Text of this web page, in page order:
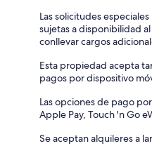
Las solicitudes
sujetas a disponibilidad
conllevar cargos
Esta propiedad acepta
pagos por dispositivo
Las opciones de pago
Apple Pay, Touch 'n Go
Se aceptan alquileres a